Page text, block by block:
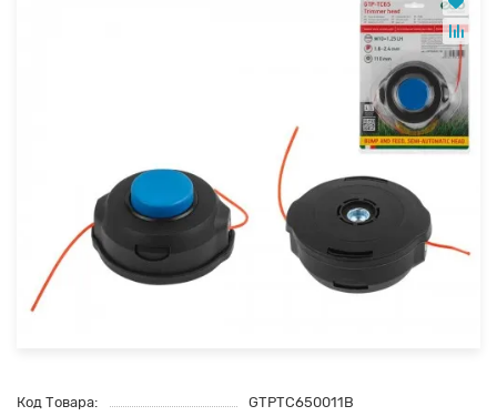
Код Товара:
GTPTC650011B